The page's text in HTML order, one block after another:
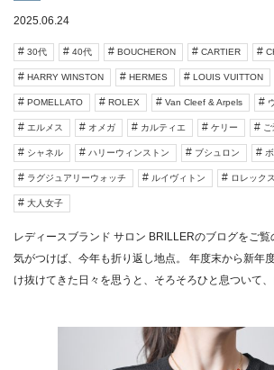
2025.06.24
30代 40代 BOUCHERON CARTIER
HARRY WINSTON HERMES LOUIS VUITTON
POMELLATO ROLEX Van Cleef & Arpels
エルメス オメガ カルティエ ケリー
シャネル ハリーウィンストン ブシュロン
ラグジュアリーウォッチ ルイヴィトン ロレックス
大人女子
レディースブランド サロン BRILLERのブログをご覧
気がつけば、今年も折り返し地点。 年度末から新年
け抜けてきた日々を思うと、そろそろひと息ついて